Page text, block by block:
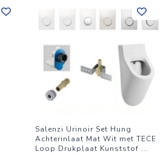
Salenzi Urinoir Set Hung
Achterinlaat Mat Wit met TECE
Loop Drukplaat Kunststof ...